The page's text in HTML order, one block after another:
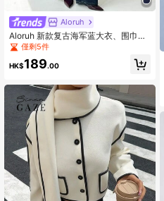
Aloruh
Aloruh 新款复古海军蓝大衣、围巾、
披肩、斗篷、纯色短款大衣，适合初
秋至深冬
僅剩5件
HK$189.00